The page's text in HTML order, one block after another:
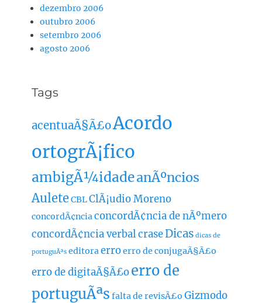
dezembro 2006
outubro 2006
setembro 2006
agosto 2006
Tags
acentuaÃ§Ã£oAcordo
ortogrÃ¡fico
ambigÃ¼idadeanÃºncios
AuleteCBLClÃ¡udio Moreno
concordÃ¢nciaconcordÃ¢ncia de nÃºmero
concordÃ¢ncia verbalcraseDicas dicas de
portuguÃªs editoraerroerro de conjugaÃ§Ã£o
erro de digitaÃ§Ã£oerro de
portuguÃªs falta de revisÃ£o Gizmodo